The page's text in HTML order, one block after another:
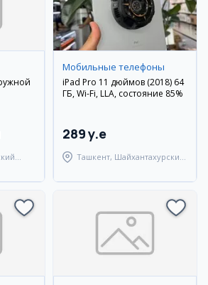
Мобильные телефоны
iPad Pro 11 дюймов (2018) 64
ГБ, Wi-Fi, LLA, состояние 85%
289 y.e
Ташкент, Шайхантахурский